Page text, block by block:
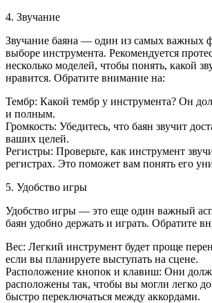
4. Звучание
Звучание баяна — один из самых важных
выборе инструмента. Рекомендуется
несколько моделей, чтобы понять, какой
нравится. Обратите внимание на:
Тембр: Какой тембр у инструмента? Он
и полным.
Громкость: Убедитесь, что баян звучит
ваших целей.
Регистры: Проверьте, как инструмент
регистрах. Это поможет вам понять его
5. Удобство игры
Удобство игры — это еще один важный
баян удобно держать и играть. Обратите
Вес: Легкий инструмент будет проще
если вы планируете выступать на сцене.
Расположение кнопок и клавиш: Они
расположены так, чтобы вы могли легко
быстро переключаться между аккордами.